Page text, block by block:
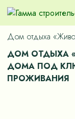
Дом отдыха
ДОМ ОТДЫХА
ДОМА ПОД
ПРОЖИВАНИЯ